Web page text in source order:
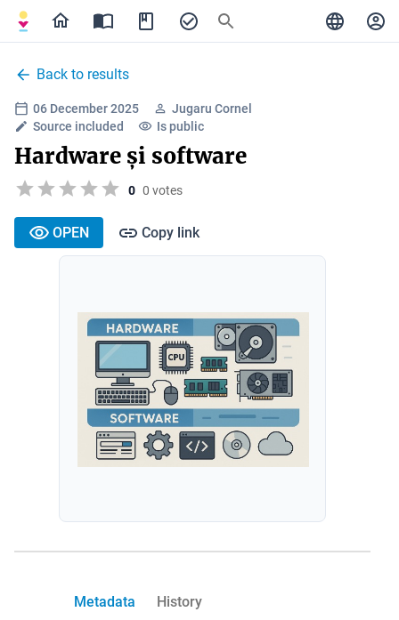
Back to results
06 December 2025
Jugaru Cornel
Source included
Is public
Hardware și software
0 0 votes
OPEN Copy link
Metadata History